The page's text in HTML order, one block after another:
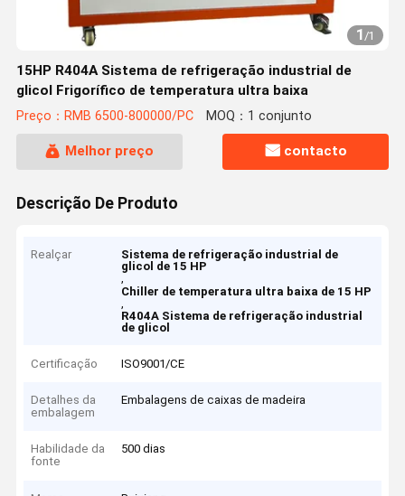
1/1
15HP R404A Sistema de refrigeração industrial de
glicol Frigorífico de temperatura ultra baixa
Preço：RMB 6500-800000/PC MOQ：1 conjunto
Melhor preço contacto
Descrição De Produto
Realçar
Sistema de refrigeração industrial de
glicol de 15 HP
,
Chiller de temperatura ultra baixa de 15 HP
,
R404A Sistema de refrigeração industrial
de glicol
Certificação ISO9001/CE
Detalhes da
embalagem
Embalagens de caixas de madeira
Habilidade da
fonte
500 dias